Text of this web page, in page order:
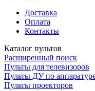
Доставка
Оплата
Контакты
Каталог пультов
Расширенный поиск
Пульты для телевизоров
Пульты ДУ по
Пульты проекторов